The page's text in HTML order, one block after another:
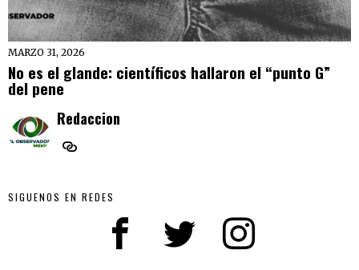
MARZO 31, 2026
No es el glande: científicos hallaron el “punto G”
del pene
Redaccion
SIGUENOS EN REDES